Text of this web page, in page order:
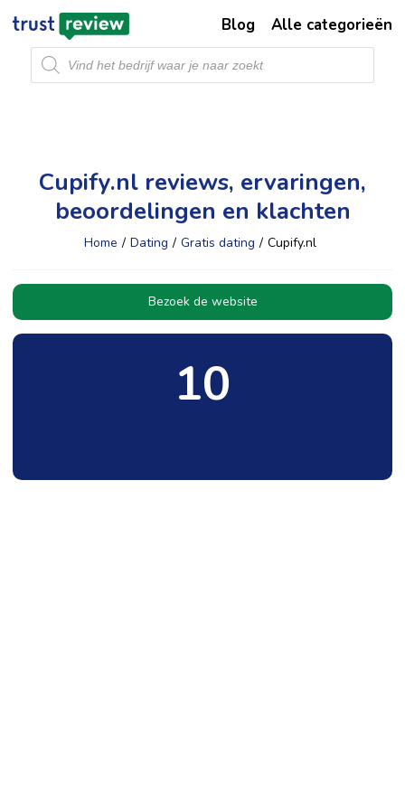
Producten
zoeken
Blog Alle categorieën
Cupify.nl reviews, ervaringen,
beoordelingen en klachten
Home / Dating / Gratis dating / Cupify.nl
Bezoek de website
10